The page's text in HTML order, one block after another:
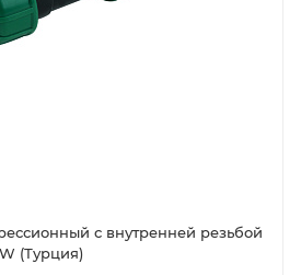
с внутренней резьбой
(Турция)